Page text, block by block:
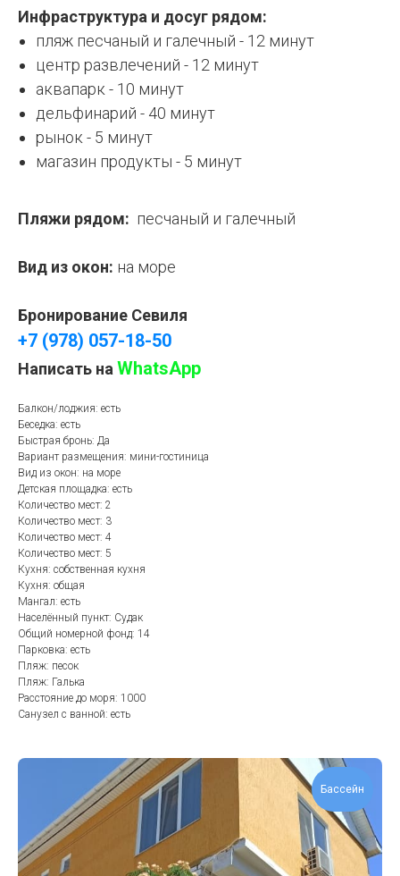
Инфраструктура и досуг рядом:
пляж песчаный и галечный - 12 минут
центр развлечений - 12 минут
аквапарк - 10 минут
дельфинарий - 40 минут
рынок - 5 минут
магазин продукты - 5 минут
Пляжи рядом: песчаный и галечный
Вид из окон: на море
Бронирование Севиля
+7 (978) 057-18-50
Написать на WhatsApp
Балкон/лоджия: есть
Беседка: есть
Быстрая бронь: Да
Вариант размещения: мини-гостиница
Вид из окон: на море
Детская площадка: есть
Количество мест: 2
Количество мест: 3
Количество мест: 4
Количество мест: 5
Кухня: собственная кухня
Кухня: общая
Мангал: есть
Населённый пункт: Судак
Общий номерной фонд: 14
Парковка: есть
Пляж: песок
Пляж: Галька
Расстояние до моря: 1000
Санузел с ванной: есть
Бассейн